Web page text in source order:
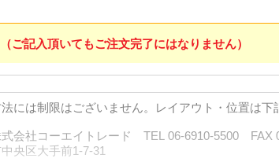
（ご記入頂いてもご注文完了にはなりません）